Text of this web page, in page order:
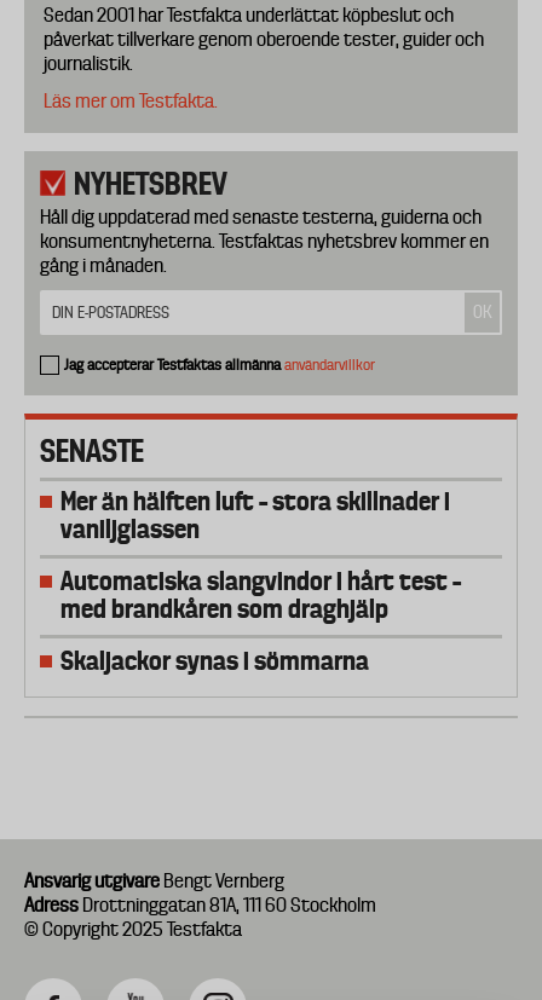
Sedan 2001 har Testfakta underlättat köpbeslut och
påverkat tillverkare genom oberoende tester, guider och
journalistik.
Läs mer om Testfakta.
NYHETSBREV
Håll dig uppdaterad med senaste testerna, guiderna och
konsumentnyheterna. Testfaktas nyhetsbrev kommer en
gång i månaden.
Jag accepterar Testfaktas allmännaanvändarvillkor
SENASTE
Mer än hälften luft – stora skillnader i
vaniljglassen
Automatiska slangvindor i hårt test –
med brandkåren som draghjälp
Skaljackor synas i sömmarna
Ansvarig utgivare Bengt Vernberg
Adress Drottninggatan 81A, 111 60 Stockholm
© Copyright 2025 Testfakta